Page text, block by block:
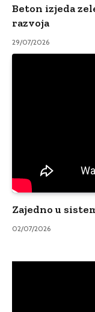
Beton izjeda
razvoja
29/07/2026
Zajedno u
02/07/2026